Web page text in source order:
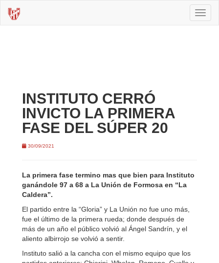
INSTITUTO CERRÓ
INVICTO LA PRIMERA
FASE DEL SÚPER 20
30/09/2021
La primera fase termino mas que bien para Instituto
ganándole 97 a 68 a La Unión de Formosa en “La
Caldera”.
El partido entre la “Gloria” y La Unión no fue uno más,
fue el último de la primera rueda; donde después de
más de un año el público volvió al Ángel Sandrín, y el
aliento albirrojo se volvió a sentir.
Instituto salió a la cancha con el mismo equipo que los